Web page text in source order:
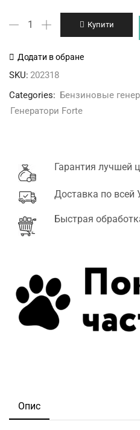
Генератор
бензиновий
FORTE
Купити
Додати в обране
SKU: 202318
Categories: Бензиновые
Генератори Forte
Гарантия лучшей
Доставка по всей
Быстрая
Опис